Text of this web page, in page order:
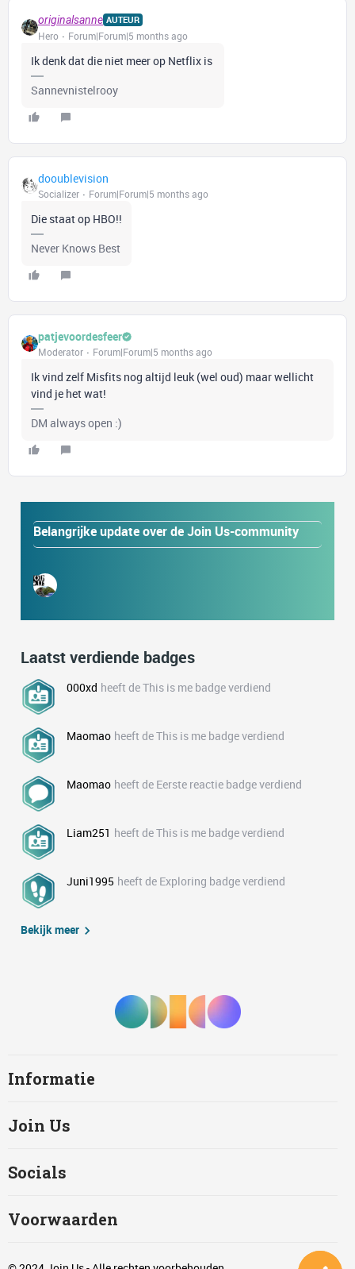
originalsanne AUTEUR
Hero Forum|Forum|5 months ago
Ik denk dat die niet meer op Netflix is
Sannevnistelrooy
dooublevision
Socializer Forum|Forum|5 months ago
Die staat op HBO!!
Never Knows Best
patjevoordesfeer
Moderator Forum|Forum|5 months ago
Ik vind zelf Misfits nog altijd leuk (wel oud) maar wellicht
vind je het wat!
DM always open :)
Belangrijke update over de Join Us-community
Laatst verdiende badges
000xd heeft de This is me badge verdiend
Maomao heeft de This is me badge verdiend
Maomao heeft de Eerste reactie badge verdiend
Liam251 heeft de This is me badge verdiend
Juni1995 heeft de Exploring badge verdiend
Bekijk meer
Informatie
Join Us
Socials
Voorwaarden